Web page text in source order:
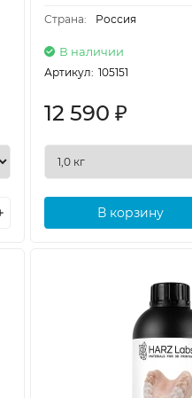
Страна:
Россия
В наличии
Артикул: 105151
12 590 ₽
В корзину